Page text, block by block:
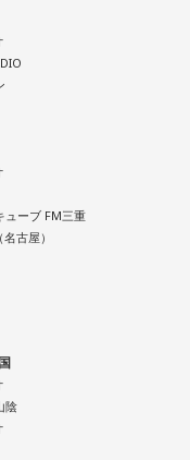
ューブ FM三重
古屋）
陰